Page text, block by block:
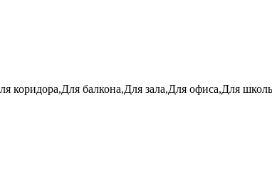
коридора,Для балкона,Для зала,Для офиса,Для